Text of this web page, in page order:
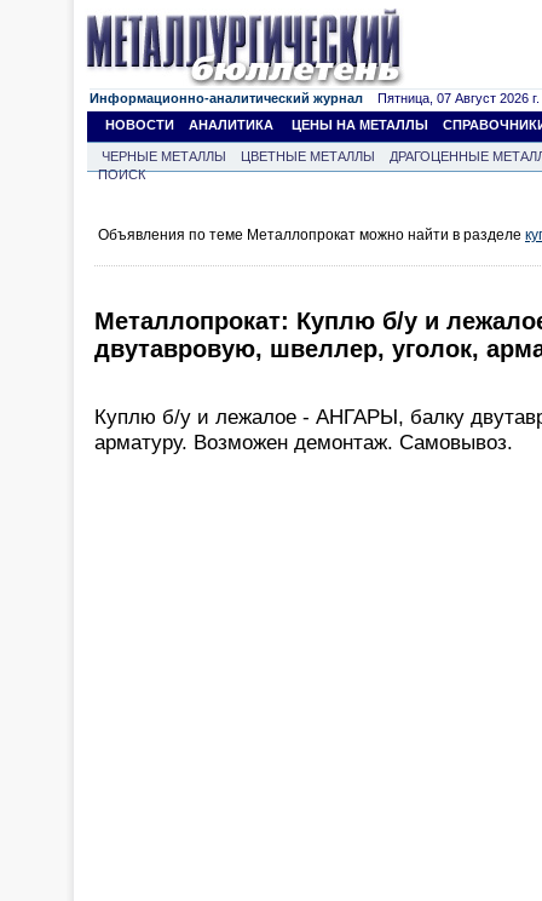
Информационно-аналитический журнал Пятница, 07 Август 2026 г.
НОВОСТИ
АНАЛИТИКА ЦЕНЫ НА МЕТАЛЛЫ
ЧЕРНЫЕ МЕТАЛЛЫ ЦВЕТНЫЕ МЕТАЛЛЫ
ДРАГОЦЕННЫЕ
ПОИСК
Объявления по теме Металлопрокат можно найти в разделе
Металлопрокат: Куплю б/у и
двутавровую, швеллер, уголок,
Куплю б/у и лежалое - АНГАРЫ, балку
арматуру. Возможен демонтаж. Самовывоз.